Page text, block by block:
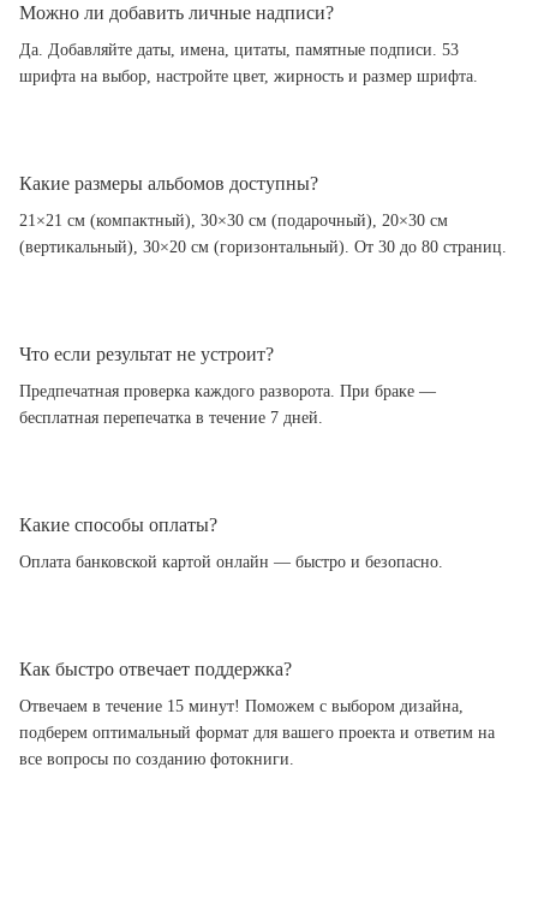
Можно ли добавить личные надписи?
Да. Добавляйте даты, имена, цитаты, памятные подписи. 53
шрифта на выбор, настройте цвет, жирность и размер шрифта.
Какие размеры альбомов доступны?
21×21 см (компактный), 30×30 см (подарочный), 20×30 см
(вертикальный), 30×20 см (горизонтальный). От 30 до 80 страниц.
Что если результат не устроит?
Предпечатная проверка каждого разворота. При браке —
бесплатная перепечатка в течение 7 дней.
Какие способы оплаты?
Оплата банковской картой онлайн — быстро и безопасно.
Как быстро отвечает поддержка?
Отвечаем в течение 15 минут! Поможем с выбором дизайна,
подберем оптимальный формат для вашего проекта и ответим на
все вопросы по созданию фотокниги.